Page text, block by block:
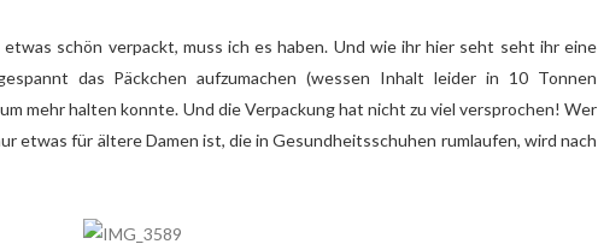
schön verpackt, muss ich es haben. Und wie ihr hier seht seht ihr eine
das Päckchen aufzumachen (wessen Inhalt leider in 10 Tonnen
mehr halten konnte. Und die Verpackung hat nicht zu viel versprochen! Wer
etwas für ältere Damen ist, die in Gesundheitsschuhen rumlaufen, wird nach